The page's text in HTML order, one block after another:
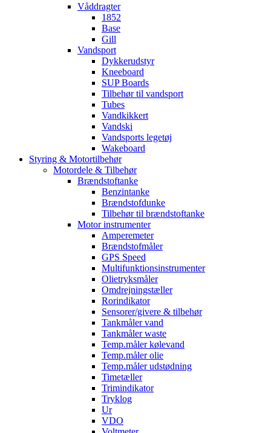
Våddragter
1852
Base
Gill
Vandsport
Dykkerudstyr
Kneeboard
SUP Boards
Tilbehør til vandsport
Tubes
Vandkikkert
Vandski
Vandsports legetøj
Wakeboard
Styring & Motortilbehør
Motordele & Tilbehør
Brændstoftanke
Benzintanke
Brændstofdunke
Tilbehør til brændstoftanke
Motor instrumenter
Amperemeter
Brændstofmåler
GPS Speed
Multifunktionsinstrumenter
Olietryksmåler
Omdrejningstæller
Rorindikator
Sensorer/givere & tilbehør
Tankmåler vand
Tankmåler waste
Temp.måler kølevand
Temp.måler olie
Temp.måler udstødning
Timetæller
Trimindikator
Tryklog
Ur
VDO